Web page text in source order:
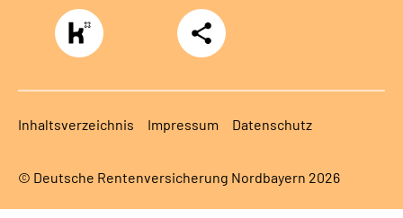
https://www.kununu.com/de/deutsche-
rentenversicherung-
nordbayern6
Teilen
Inhaltsverzeichnis Impressum Datenschutz
© Deutsche Rentenversicherung Nordbayern 2026